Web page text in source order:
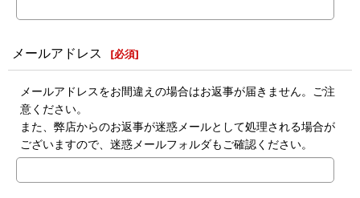
メールアドレス [必須]
メールアドレスをお間違えの場合はお返事が届きません。ご注
意ください。
また、弊店からのお返事が迷惑メールとして処理される場合が
ございますので、迷惑メールフォルダもご確認ください。